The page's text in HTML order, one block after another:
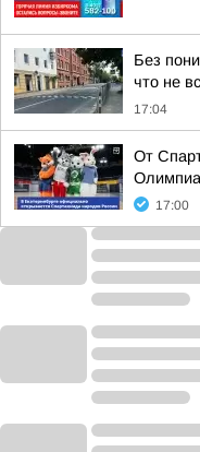
Без
что не
17:04
От
17:00